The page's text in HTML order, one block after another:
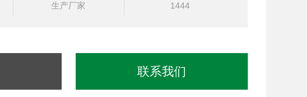
生产厂家 1444
联系我们